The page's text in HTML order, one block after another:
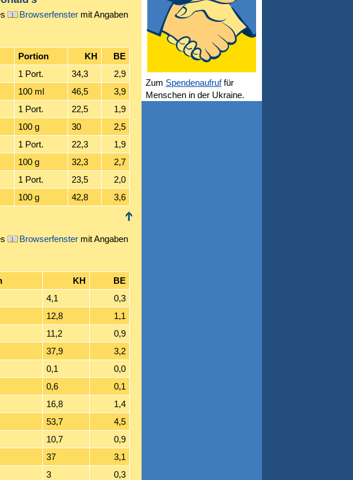
Browserfenstermit Angaben
Portion KH
BE
1 Port. 34,3
2,9
100 ml 46,5
3,9
1 Port. 22,5
1,9
100 g 30
2,5
1 Port. 22,3
1,9
100 g 32,3
2,7
1 Port. 23,5
2,0
100 g 42,8 3,6
Browserfenstermit Angaben
KH
BE
4,1
0,3
12,8
1,1
11,2
0,9
37,9
3,2
0,1
0,0
0,6
0,1
16,8
1,4
53,7
4,5
10,7
0,9
37
3,1
3
0,3
Zum Spendenaufruffür
Menschen in der Ukraine.